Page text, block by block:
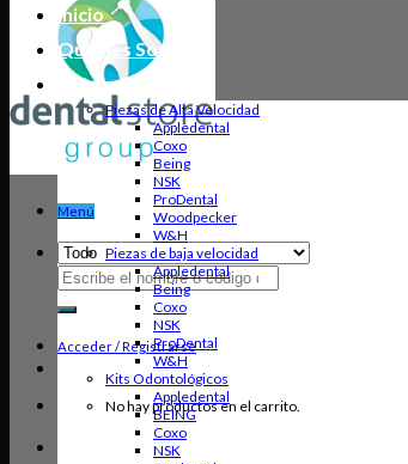
Menú
Buscar
por:
Acceder / Registrarse
No hay productos en el carrito.
Inicio
Quiénes Somos
Categorías
Piezas de Alta Velocidad
Appledental
Coxo
Being
NSK
ProDental
Woodpecker
W&H
Piezas de baja velocidad
Appledental
Being
Coxo
NSK
ProDental
W&H
Kits Odontológicos
Appledental
BEING
Coxo
NSK